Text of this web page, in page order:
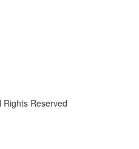
Reserved